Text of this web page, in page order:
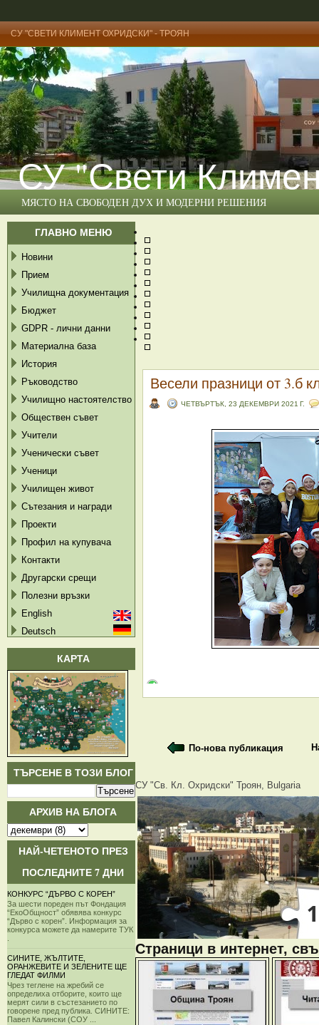
СУ "СВЕТИ КЛИМЕНТ ОХРИДСКИ" - ТРОЯН
СУ "Свети
МЯСТО НА СВОБОДЕН ДУХ И МОДЕРНИ РЕШЕНИЯ
ГЛАВНО МЕНЮ
Новини
Прием
Училищна документация
Бюджет
GDPR - лични данни
Материална база
История
Ръководство
Училищно настоятелство
Обществен съвет
Учители
Ученически съвет
Ученици
Училищен живот
Сътезания и награди
Проекти
Профил на купувача
Контакти
Другарски срещи
Полезни връзки
English
Deutsch
КАРТА
ТЪРСЕНЕ В ТОЗИ БЛОГ
АРХИВ НА БЛОГА
НАЙ-ЧЕТЕНОТО ПРЕЗ
ПОСЛЕДНИТЕ 7 ДНИ
КОНКУРС “ДЪРВО С КОРЕН”
За шести пореден път Фондация
“ЕкоОбщност” обявява конкурс
“Дърво с корен”. Информация за
конкурса можете да намерите ТУК
СИНИТЕ, ЖЪЛТИТЕ,
ОРАНЖЕВИТЕ И ЗЕЛЕНИТЕ ЩЕ
ГЛЕДАТ ФИЛМИ
Чрез теглене на жребий се
определиха отборите, които ще
мерят сили в състезанието по
говорене пред публика. СИНИТЕ:
Павел Калински (СОУ ...
Весели празници от 3.б
ЧЕТВЪРТЪК, 23 ДЕКЕМВРИ 2021 Г.
По-нова публикация
СУ "Св. Кл. Охридски" Троян, Bulgaria
Страници в интернет,